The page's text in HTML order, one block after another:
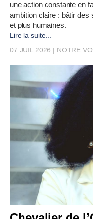
une action constante en
ambition claire : bâtir des
et plus humaines.
Lire la suite...
07 JUIL 2026
NOTRE